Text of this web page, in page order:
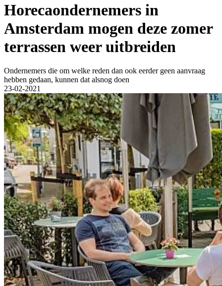
Horecaondernemers in
Amsterdam mogen deze zomer
terrassen weer uitbreiden
Ondernemers die om welke reden dan ook eerder geen aanvraag
hebben gedaan, kunnen dat alsnog doen
23-02-2021